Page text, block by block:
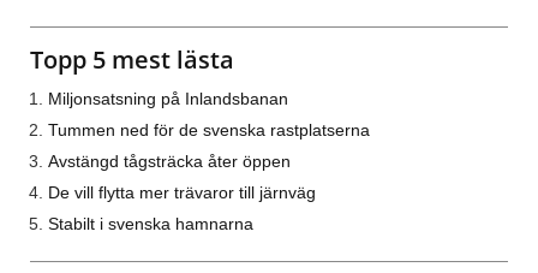
Topp 5 mest lästa
Miljonsatsning på Inlandsbanan
Tummen ned för de svenska rastplatserna
Avstängd tågsträcka åter öppen
De vill flytta mer trävaror till järnväg
Stabilt i svenska hamnarna